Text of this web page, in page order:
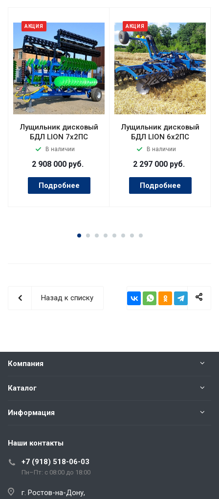
АКЦИЯ
Лущильник дисковый
БДЛ LION 7х2ПС
В наличии
2 908 000 руб.
Подробнее
АКЦИЯ
Лущильник дисковый
БДЛ LION 6х2ПС
В наличии
2 297 000 руб.
Подробнее
Назад к списку
Компания
Каталог
Информация
Наши контакты
+7 (918) 518-06-03
Пн–Пт: с 08:00 до 18:00
г. Ростов-на-Дону,